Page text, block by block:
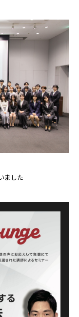
ました